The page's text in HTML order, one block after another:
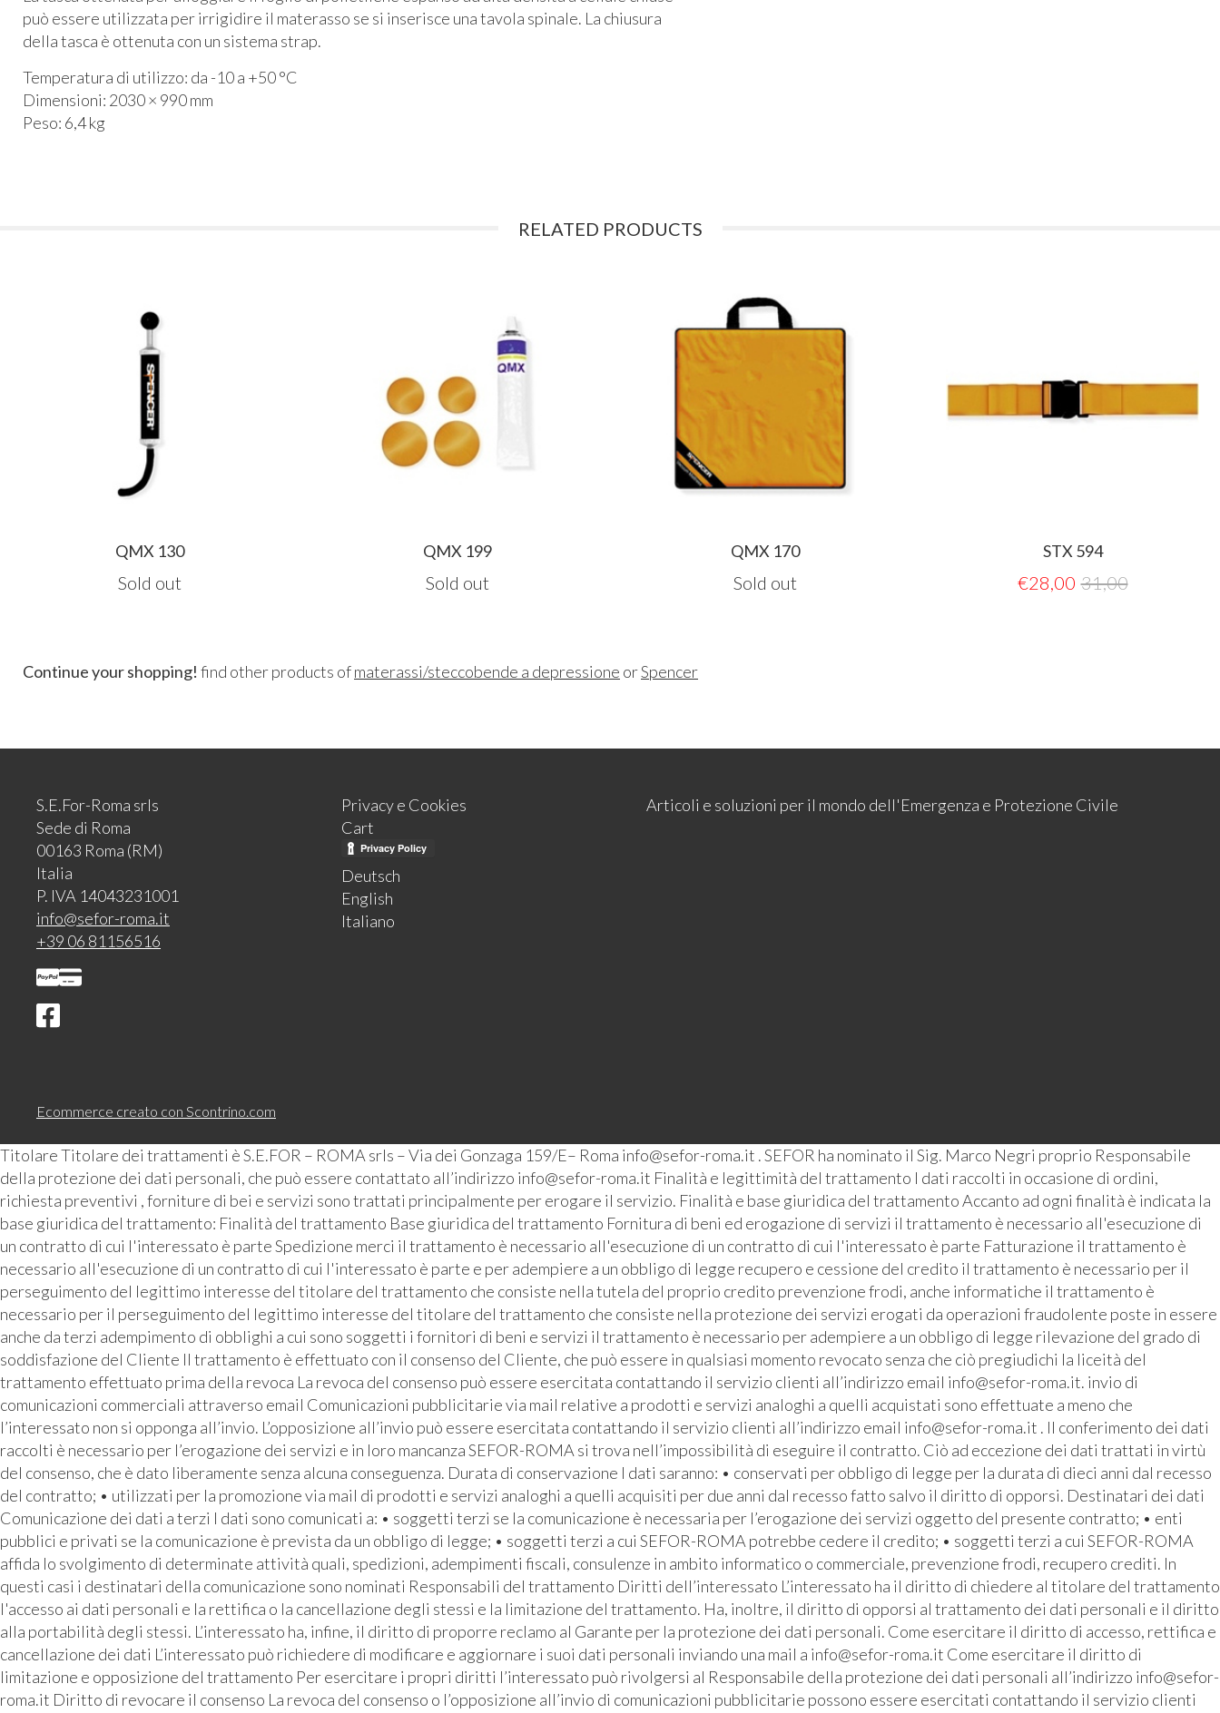
può essere utilizzata per irrigidire il materasso se si inserisce una tavola spinale. La chiusura
della tasca è ottenuta con un sistema strap.
Temperatura di utilizzo: da -10 a +50 °C
Dimensioni: 2030 × 990 mm
Peso: 6,4 kg
RELATED PRODUCTS
QMX 130
Sold out
QMX 199
Sold out
QMX 170
Sold out
STX 594
€28,00 31,00
Continue your shopping! find other products ofmaterassi/steccobende a depressione orSpencer
S.E.For-Roma srls
Sede di Roma
00163 Roma (RM)
Italia
P. IVA 14043231001
info@sefor-roma.it
+39 06 81156516
Privacy e Cookies
Cart
Deutsch
English
Italiano
Articoli e soluzioni per il mondo dell'Emergenza e Protezione Civile
Ecommerce creato con Scontrino.com
Titolare Titolare dei trattamenti è S.E.FOR – ROMA srls – Via dei Gonzaga 159/E– Roma info@sefor-roma.it . SEFOR ha nominato il Sig. Marco Negri proprio Responsabile
della protezione dei dati personali, che può essere contattato all’indirizzo info@sefor-roma.it Finalità e legittimità del trattamento I dati raccolti in occasione di ordini,
richiesta preventivi , forniture di bei e servizi sono trattati principalmente per erogare il servizio. Finalità e base giuridica del trattamento Accanto ad ogni finalità è indicata la
base giuridica del trattamento: Finalità del trattamento Base giuridica del trattamento Fornitura di beni ed erogazione di servizi il trattamento è necessario all'esecuzione di
un contratto di cui l'interessato è parte Spedizione merci il trattamento è necessario all'esecuzione di un contratto di cui l'interessato è parte Fatturazione il trattamento è
necessario all'esecuzione di un contratto di cui l'interessato è parte e per adempiere a un obbligo di legge recupero e cessione del credito il trattamento è necessario per il
perseguimento del legittimo interesse del titolare del trattamento che consiste nella tutela del proprio credito prevenzione frodi, anche informatiche il trattamento è
necessario per il perseguimento del legittimo interesse del titolare del trattamento che consiste nella protezione dei servizi erogati da operazioni fraudolente poste in essere
anche da terzi adempimento di obblighi a cui sono soggetti i fornitori di beni e servizi il trattamento è necessario per adempiere a un obbligo di legge rilevazione del grado di
soddisfazione del Cliente Il trattamento è effettuato con il consenso del Cliente, che può essere in qualsiasi momento revocato senza che ciò pregiudichi la liceità del
trattamento effettuato prima della revoca La revoca del consenso può essere esercitata contattando il servizio clienti all’indirizzo email info@sefor-roma.it. invio di
comunicazioni commerciali attraverso email Comunicazioni pubblicitarie via mail relative a prodotti e servizi analoghi a quelli acquistati sono effettuate a meno che
l’interessato non si opponga all’invio. L’opposizione all’invio può essere esercitata contattando il servizio clienti all’indirizzo email info@sefor-roma.it . Il conferimento dei dati
raccolti è necessario per l’erogazione dei servizi e in loro mancanza SEFOR-ROMA si trova nell’impossibilità di eseguire il contratto. Ciò ad eccezione dei dati trattati in virtù
del consenso, che è dato liberamente senza alcuna conseguenza. Durata di conservazione I dati saranno: • conservati per obbligo di legge per la durata di dieci anni dal recesso
del contratto; • utilizzati per la promozione via mail di prodotti e servizi analoghi a quelli acquisiti per due anni dal recesso fatto salvo il diritto di opporsi. Destinatari dei dati
Comunicazione dei dati a terzi I dati sono comunicati a: • soggetti terzi se la comunicazione è necessaria per l’erogazione dei servizi oggetto del presente contratto; • enti
pubblici e privati se la comunicazione è prevista da un obbligo di legge; • soggetti terzi a cui SEFOR-ROMA potrebbe cedere il credito; • soggetti terzi a cui SEFOR-ROMA
affida lo svolgimento di determinate attività quali, spedizioni, adempimenti fiscali, consulenze in ambito informatico o commerciale, prevenzione frodi, recupero crediti. In
questi casi i destinatari della comunicazione sono nominati Responsabili del trattamento Diritti dell’interessato L’interessato ha il diritto di chiedere al titolare del trattamento
l'accesso ai dati personali e la rettifica o la cancellazione degli stessi e la limitazione del trattamento. Ha, inoltre, il diritto di opporsi al trattamento dei dati personali e il diritto
alla portabilità degli stessi. L’interessato ha, infine, il diritto di proporre reclamo al Garante per la protezione dei dati personali. Come esercitare il diritto di accesso, rettifica e
cancellazione dei dati L’interessato può richiedere di modificare e aggiornare i suoi dati personali inviando una mail a info@sefor-roma.it Come esercitare il diritto di
limitazione e opposizione del trattamento Per esercitare i propri diritti l’interessato può rivolgersi al Responsabile della protezione dei dati personali all’indirizzo info@sefor-
roma.it Diritto di revocare il consenso La revoca del consenso o l’opposizione all’invio di comunicazioni pubblicitarie possono essere esercitati contattando il servizio clienti